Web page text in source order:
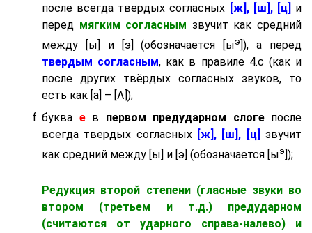
после всегда твердых согласных [ж], [ш], [ц] и
перед мягким согласным звучит как средний
между [ы] и [э] (обозначается [ыэ]), а перед
твердым согласным, как в правиле 4.c (как и
после других твёрдых согласных звуков, то
есть как [а] – [Λ]);
буква ев первом предударном слогепосле
всегда твердых согласных [ж], [ш], [ц] звучит
как средний между [ы] и [э] (обозначается [ыэ ]);
Редукция второй степени (гласные звуки во
втором (третьем и т.д.) предударном
(считаются от ударного справа-налево) и